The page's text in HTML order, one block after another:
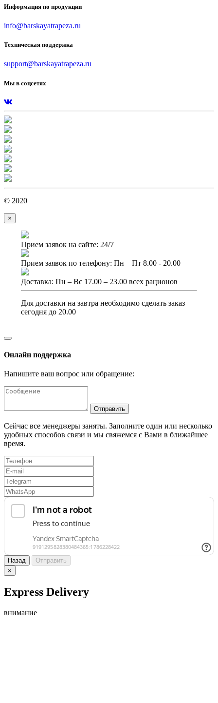
Информация по продукции
info@barskayatrapeza.ru
Техническая поддержка
support@barskayatrapeza.ru
Мы в соцсетях
© 2020
×
Прием заявок на сайте: 24/7
Прием заявок по телефону: Пн – Пт 8.00 - 20.00
Доставка: Пн – Вс 17.00 – 23.00 всех рационов
Для доставки на завтра необходимо сделать заказ
сегодня до 20.00
Онлайн поддержка
Напишите ваш вопрос или обращение:
Отправить
Сейчас все менеджеры заняты. Заполните один или несколько
удобных способов связи и мы свяжемся с Вами в ближайшее
время.
Назад
Отправить
×
Express Delivery
внимание